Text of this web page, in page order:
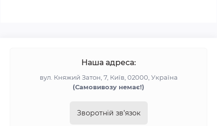
Наша адреса:
вул. Княжий Затон, 7, Київ, 02000, Україна
(Самовивозу немає!)
Зворотній зв’язок